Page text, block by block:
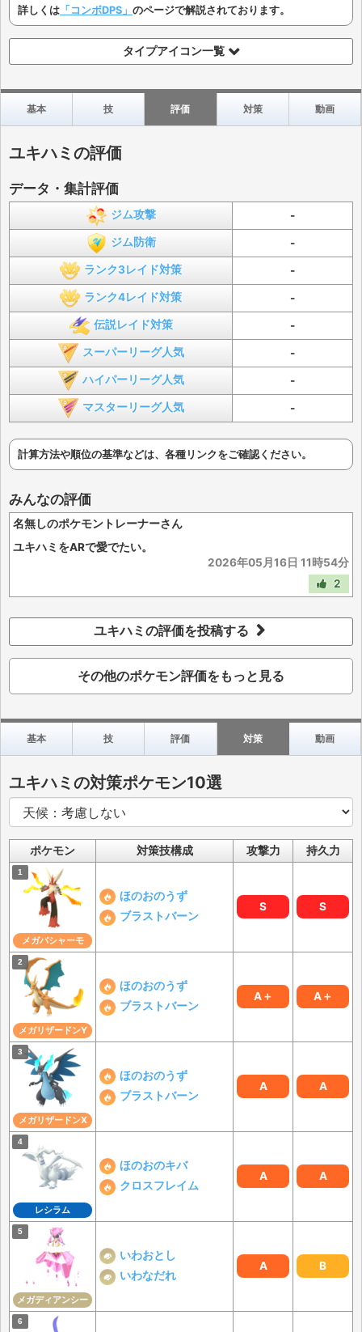
詳しくは 「コンボDPS」 のページで解説されております。
タイプアイコン一覧
基本 技 評価 対策 動画
ユキハミの評価
データ・集計評価
ジム攻撃 -
ジム防衛 -
ランク3レイド対策 -
ランク4レイド対策 -
伝説レイド対策 -
スーパーリーグ人気 -
ハイパーリーグ人気 -
マスターリーグ人気 -
計算方法や順位の基準などは、各種リンクをご確認ください。
みんなの評価
名無しのポケモントレーナーさん
ユキハミをARで愛でたい。
2026年05月16日 11時54分
2
ユキハミの評価を投稿する
その他のポケモン評価をもっと見る
基本 技 評価 対策 動画
ユキハミの対策ポケモン10選
ポケモン 対策技構成 攻撃力 持久力
メガバシャーモ
ほのおのうず
ブラストバーン
S S
メガリザードンY
ほのおのうず
ブラストバーン
A＋ A＋
メガリザードンX
ほのおのうず
ブラストバーン
A A
レシラム
ほのおのキバ
クロスフレイム
A A
メガディアンシー
いわおとし
いわなだれ
A B